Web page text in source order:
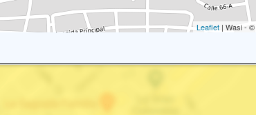
Leaflet | Wasi - ©